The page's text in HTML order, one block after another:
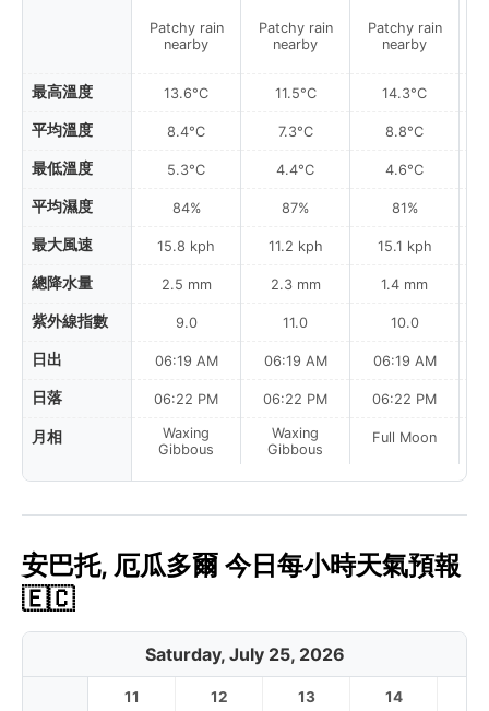
最高溫度
平均溫度
最低溫度
平均濕度
最大風速
總降水量
紫外線指數
日出
日落
月相
Patchy rain
nearby
13.6°C
8.4°C
5.3°C
84%
15.8 kph
2.5 mm
9.0
06:19 AM
06:22 PM
Waxing
Gibbous
Patchy rain
nearby
11.5°C
7.3°C
4.4°C
87%
11.2 kph
2.3 mm
11.0
06:19 AM
06:22 PM
Waxing
Gibbous
Patchy rain
nearby
14.3°C
8.8°C
4.6°C
81%
15.1 kph
1.4 mm
10.0
06:19 AM
06:22 PM
Full Moon
安巴托, 厄瓜多爾 今日每小時天氣預報
🇪🇨
Saturday, July 25, 2026
11 12 13 14